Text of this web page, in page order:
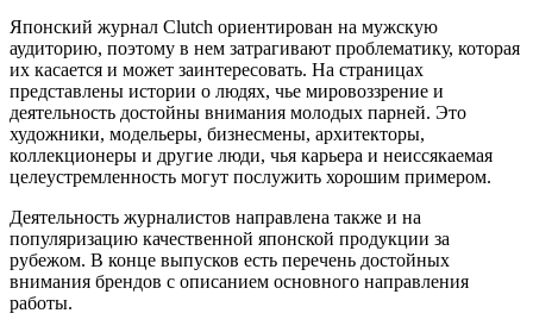
Японский журнал Clutch ориентирован на мужскую
аудиторию, поэтому в нем затрагивают проблематику, которая
их касается и может заинтересовать. На страницах
представлены истории о людях, чье мировоззрение и
деятельность достойны внимания молодых парней. Это
художники, модельеры, бизнесмены, архитекторы,
коллекционеры и другие люди, чья карьера и неиссякаемая
целеустремленность могут послужить хорошим примером.
Деятельность журналистов направлена также и на
популяризацию качественной японской продукции за
рубежом. В конце выпусков есть перечень достойных
внимания брендов с описанием основного направления
работы.